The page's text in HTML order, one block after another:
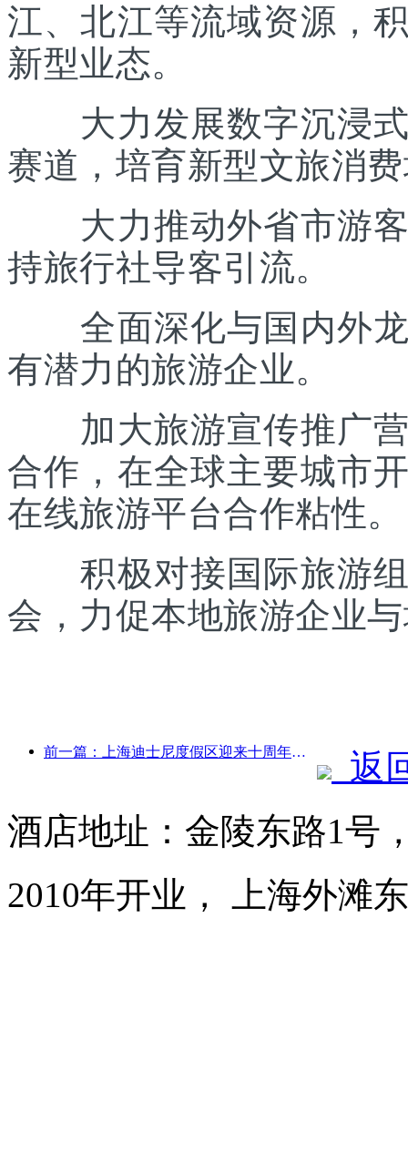
江、北江等流域资源，
新型业态。
大力发展数字沉浸式
赛道，培育新型文旅消
大力推动外省市游客
持旅行社导客引流。
全面深化与国内外龙
有潜力的旅游企业。
加大旅游宣传推广营
合作，在全球主要城市
在线旅游平台合作粘性。
积极对接国际旅游组
会，力促本地旅游企业
前一篇：上海迪士尼度假区迎来十周年，累计接待游客超1亿人次
返
酒店地址：金陵东路1号
2010年开业， 上海外